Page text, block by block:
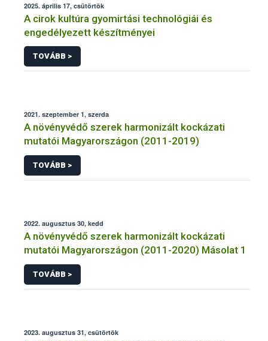
2025. április 17, csütörtök
A cirok kultúra gyomirtási technológiái és
engedélyezett készítményei
TOVÁBB >
2021. szeptember 1, szerda
A növényvédő szerek harmonizált kockázati
mutatói Magyarországon (2011-2019)
TOVÁBB >
2022. augusztus 30, kedd
A növényvédő szerek harmonizált kockázati
mutatói Magyarországon (2011-2020) Másolat 1
TOVÁBB >
2023. augusztus 31, csütörtök